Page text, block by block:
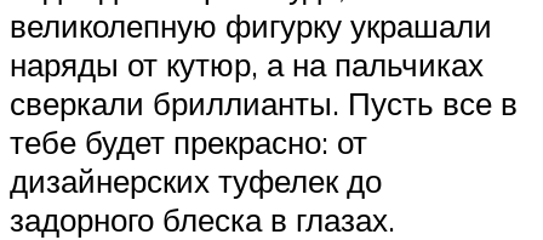
великолепную фигурку украшали
наряды от кутюр, а на пальчиках
сверкали бриллианты. Пусть все в
тебе будет прекрасно: от
дизайнерских туфелек до
задорного блеска в глазах.